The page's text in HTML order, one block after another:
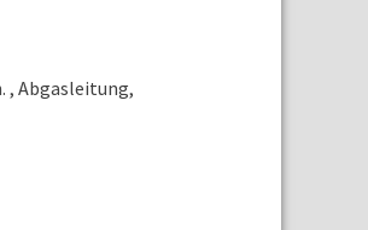
Abgasleitung,